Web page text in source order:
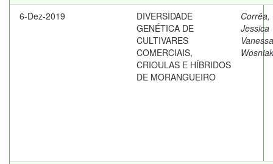
6-Dez-2019
DIVERSIDADE
GENÉTICA DE
CULTIVARES
COMERCIAIS,
CRIOULAS E HÍBRIDOS
DE MORANGUEIRO
Corrêa,
Jessica
Vanessa
Wosniak